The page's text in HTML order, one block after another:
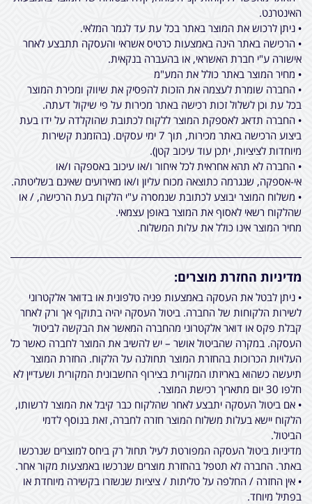
האינטרנט.
• ניתן לרכוש את המוצר באתר בכל עת עד לגמר המלאי.
• הרכישה באתר הינה באמצעות כרטיס אשראי והעסקה תתבצע לאחר
אישורה ע"י חברת האשראי, או בהעברה בנקאית.
• מחיר המוצר באתר כולל את המע"מ
• החברה שומרת לעצמה את הזכות להפסיק את שיווק ומכירת המוצר
בכל עת וכן לשלול זכות רכישה באתר מכירות על פי שיקול דעתה.
• החברה תדאג לאספקת המוצר ללקוח לכתובת שהוקלדה על ידו בעת
ביצוע הרכישה באתר מכירות, תוך 7 ימי עסקים. (בהזמנת קשירות
מיוחדות לציציות, יתכן עוד עיכוב קטן).
• החברה לא תהא אחראית לכל איחור ו/או עיכוב באספקה ו/או
אי-אספקה, שנגרמה כתוצאה מכוח עליון ו/או מאירועים שאינם בשליטתה.
• משלוח המוצר יבוצע לכתובת שנמסרה ע"י הלקוח בעת הרכישה, / או
שהלקוח רשאי לאסוף את המוצר באופן עצמאי.
מחיר המוצר אינו כולל את עלות המשלוח.
מדיניות החזרת מוצרים:
• ניתן לבטל את העסקה באמצעות פניה טלפונית או בדואר אלקטרוני
לשירות הלקוחות של החברה. ביטול העסקה יהיה בתוקף אך ורק לאחר
קבלת פקס או דואר אלקטרוני מהחברה המאשר את הבקשה לביטול
העסקה. במקרה שהביטול אושר – יש להשיב את המוצר לחברה כאשר כל
העלויות הכרוכות בהחזרת המוצר תחולנה על הלקוח. החזרת המוצר
תיעשה כשהוא באריזתו המקורית בצירוף החשבונית המקורית ושעדיין לא
חלפו 30 יום מתאריך רכישת המוצר.
• אם ביטול העסקה יתבצע לאחר שהלקוח כבר קיבל את המוצר לרשותו,
הלקוח יישא בעלות משלוח המוצר חזרה לחברה, זאת בנוסף לדמי
הביטול.
מדיניות ביטול העסקה המפורטת לעיל תחול רק ביחס למוצרים שנרכשו
באתר. החברה לא תטפל בהחזרת מוצרים שנרכשו באמצעות מקור אחר.
• אין החזרה / החלפה על טליתות / ציציות שנשזרו בקשירה מיוחדת או
בפתיל מיוחד.